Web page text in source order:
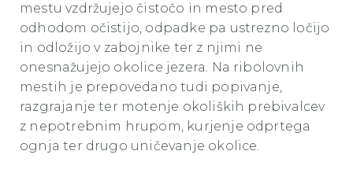
mestu vzdržujejo čistočo in mesto pred
odhodom očistijo, odpadke pa ustrezno ločijo
in odložijo v zabojnike ter z njimi ne
onesnažujejo okolice jezera. Na ribolovnih
mestih je prepovedano tudi popivanje,
razgrajanje ter motenje okoliških prebivalcev
z nepotrebnim hrupom, kurjenje odprtega
ognja ter drugo uničevanje okolice.